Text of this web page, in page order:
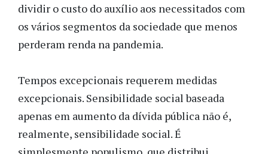
dividir o custo do auxílio aos necessitados com
os vários segmentos da sociedade que menos
perderam renda na pandemia.
Tempos excepcionais requerem medidas
excepcionais. Sensibilidade social baseada
apenas em aumento da dívida pública não é,
realmente, sensibilidade social. É